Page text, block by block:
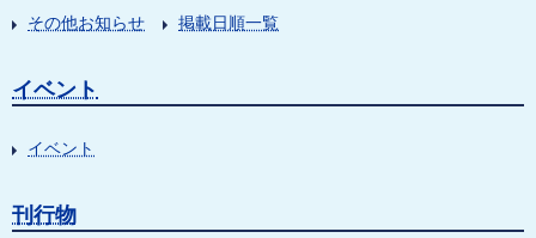
その他お知らせ
掲載日順一覧
イベント
イベント
刊行物